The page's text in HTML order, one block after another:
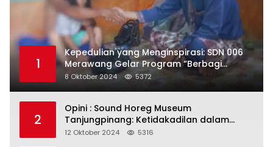
1
Kepedulian yang Menginspirasi: SDN 006
Merawang Gelar Program “Berbagi
Segenggam Beras”
8 Oktober 2024 5372
2
Opini : Sound Horeg Museum
Tanjungpinang: Ketidakadilan dalam
Representasi
12 Oktober 2024 5316